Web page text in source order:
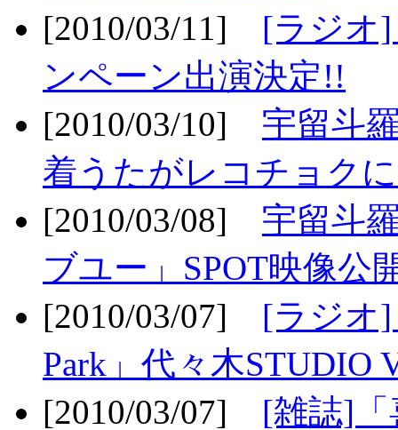
[2010/03/11] [ラジオ
ンペーン出演決定!!
[2010/03/10] 宇留斗
着うたがレコチョク
[2010/03/08] 宇留斗
ブユー」SPOT映像公
[2010/03/07] [ラジオ]
Park」代々木STUDIO
[2010/03/07] [雑誌]「